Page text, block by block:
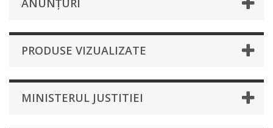
ANUNȚURI
PRODUSE VIZUALIZATE
MINISTERUL JUSTITIEI